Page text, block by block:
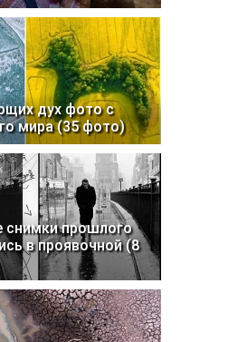
дух фото с
мира (35 фото)
снимки прошлого
в проявочной (8